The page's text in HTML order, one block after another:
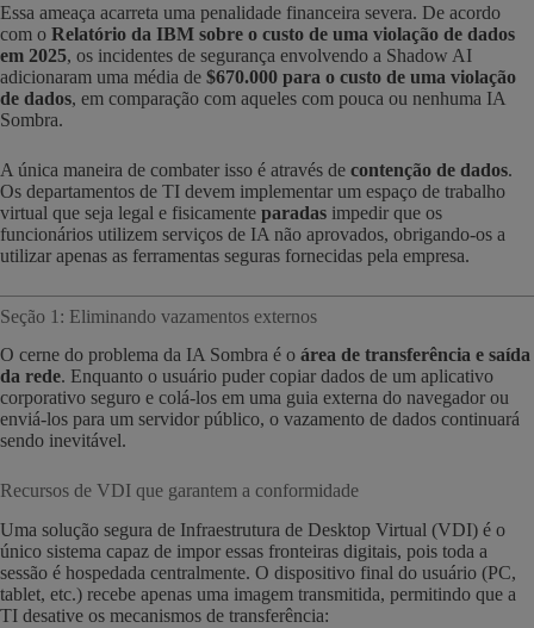
Essa ameaça acarreta uma penalidade financeira severa. De acordo
com o Relatório da IBM sobre o custo de uma violação de dados
em 2025, os incidentes de segurança envolvendo a Shadow AI
adicionaram uma média de $670.000 para o custo de uma violação
de dados, em comparação com aqueles com pouca ou nenhuma IA
Sombra.
A única maneira de combater isso é através de contenção de dados.
Os departamentos de TI devem implementar um espaço de trabalho
virtual que seja legal e fisicamente paradas impedir que os
funcionários utilizem serviços de IA não aprovados, obrigando-os a
utilizar apenas as ferramentas seguras fornecidas pela empresa.
Seção 1: Eliminando vazamentos externos
O cerne do problema da IA Sombra é o área de transferência e saída
da rede. Enquanto o usuário puder copiar dados de um aplicativo
corporativo seguro e colá-los em uma guia externa do navegador ou
enviá-los para um servidor público, o vazamento de dados continuará
sendo inevitável.
Recursos de VDI que garantem a conformidade
Uma solução segura de Infraestrutura de Desktop Virtual (VDI) é o
único sistema capaz de impor essas fronteiras digitais, pois toda a
sessão é hospedada centralmente. O dispositivo final do usuário (PC,
tablet, etc.) recebe apenas uma imagem transmitida, permitindo que a
TI desative os mecanismos de transferência: